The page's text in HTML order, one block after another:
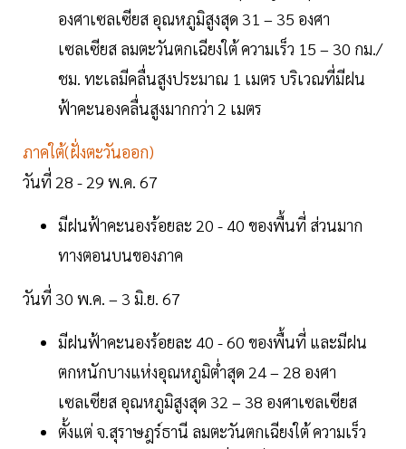
องศาเซลเซียส อุณหภูมิสูงสุด 31 – 35 องศา
เซลเซียส ลมตะวันตกเฉียงใต้ ความเร็ว 15 – 30 กม./
ชม. ทะเลมีคลื่นสูงประมาณ 1 เมตร บริเวณที่มีฝน
ฟ้าคะนองคลื่นสูงมากกว่า 2 เมตร
ภาคใต้(ฝั่งตะวันออก)
วันที่ 28 - 29 พ.ค. 67
มีฝนฟ้าคะนองร้อยละ 20 - 40 ของพื้นที่ ส่วนมาก
ทางตอนบนของภาค
วันที่ 30 พ.ค. – 3 มิ.ย. 67
มีฝนฟ้าคะนองร้อยละ 40 - 60 ของพื้นที่ และมีฝน
ตกหนักบางแห่งอุณหภูมิต่ำสุด 24 – 28 องศา
เซลเซียส อุณหภูมิสูงสุด 32 – 38 องศาเซลเซียส
ตั้งแต่ จ.สุราษฎร์ธานี ลมตะวันตกเฉียงใต้ ความเร็ว